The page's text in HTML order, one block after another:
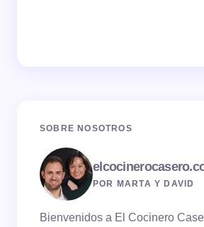
SOBRE NOSOTROS
POR MARTA Y DAVID
Bienvenidos a El Cocinero